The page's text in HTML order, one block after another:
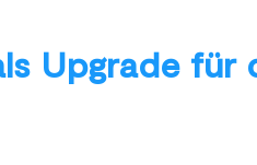
Upgrade für